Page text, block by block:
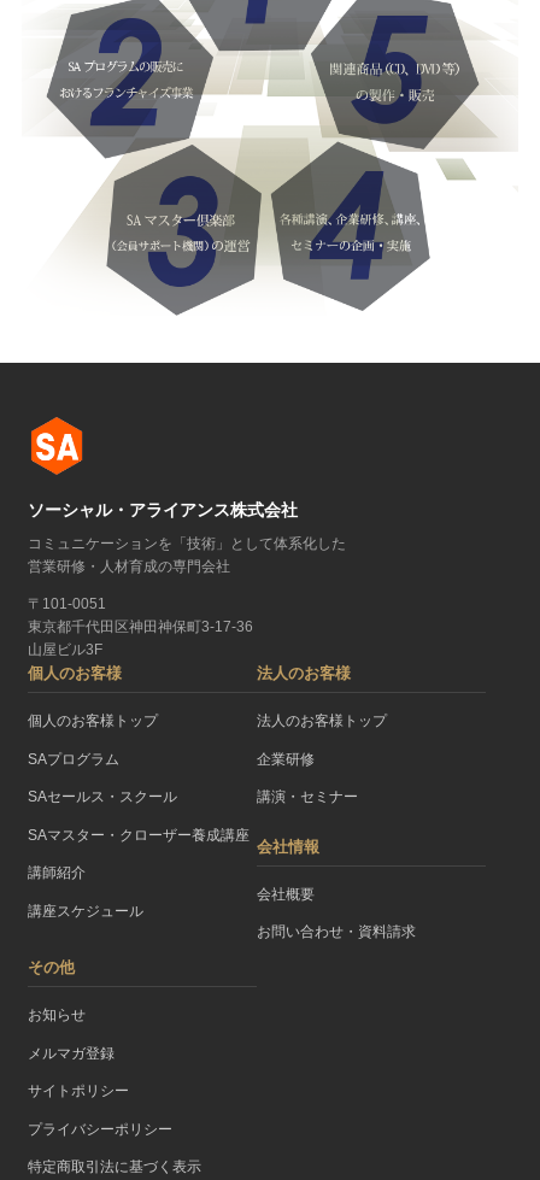
ソーシャル・アライアンス株式会社
コミュニケーションを「技術」として体系化した
営業研修・人材育成の専門会社
〒101-0051
東京都千代田区神田神保町3-17-36
山屋ビル3F
個人のお客様
個人のお客様トップ
SAプログラム
SAセールス・スクール
SAマスター・クローザー養成講座
講師紹介
講座スケジュール
法人のお客様
法人のお客様トップ
企業研修
講演・セミナー
会社情報
会社概要
お問い合わせ・資料請求
その他
お知らせ
メルマガ登録
サイトポリシー
プライバシーポリシー
特定商取引法に基づく表示